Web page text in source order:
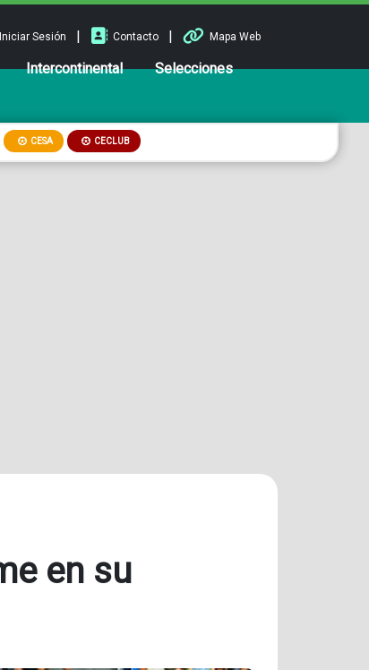
Iniciar Sesión | Contacto | Mapa Web
Intercontinental Selecciones
CESA CECLUB
en su